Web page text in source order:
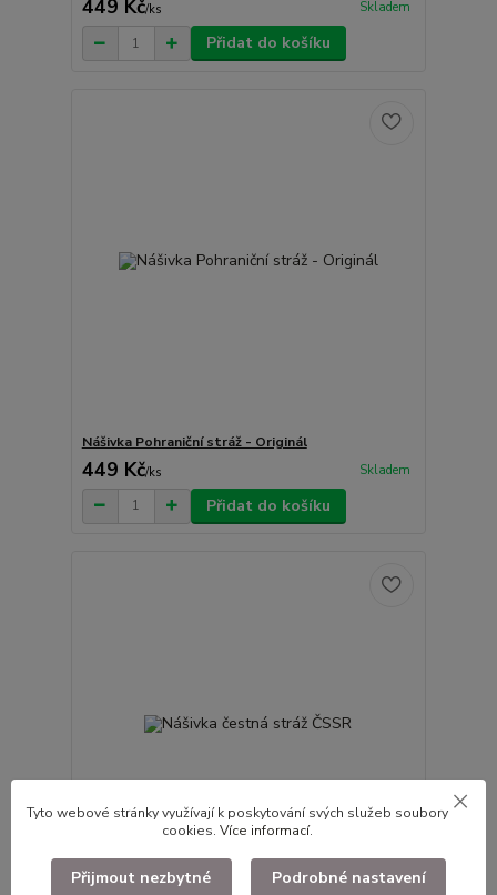
449 Kč/ks Skladem
Přidat do košíku
Nášivka Pohraniční stráž - Originál
449 Kč/ks Skladem
Přidat do košíku
Tyto webové stránky využívají k poskytování svých služeb soubory
cookies. Více informací.
Přijmout nezbytné Podrobné nastavení